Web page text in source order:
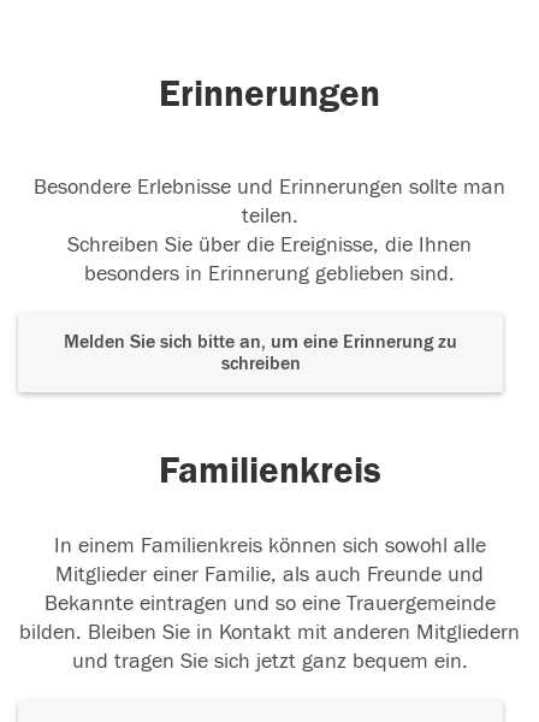
Erinnerungen
Besondere Erlebnisse und Erinnerungen sollte man
teilen.
Schreiben Sie über die Ereignisse, die Ihnen
besonders in Erinnerung geblieben sind.
Melden Sie sich bitte an, um eine Erinnerung zu
schreiben
Familienkreis
In einem Familienkreis können sich sowohl alle
Mitglieder einer Familie, als auch Freunde und
Bekannte eintragen und so eine Trauergemeinde
bilden. Bleiben Sie in Kontakt mit anderen Mitgliedern
und tragen Sie sich jetzt ganz bequem ein.